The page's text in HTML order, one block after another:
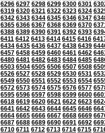
6296 6297 6298 6299 6300 6301
6319 6320 6321 6322 6323 6324
6342 6343 6344 6345 6346 6347
6365 6366 6367 6368 6369 6370
6388 6389 6390 6391 6392 6393
6411 6412 6413 6414 6415 6416
6434 6435 6436 6437 6438 6439
6457 6458 6459 6460 6461 6462
6480 6481 6482 6483 6484 6485
6503 6504 6505 6506 6507 6508
6526 6527 6528 6529 6530 6531
6549 6550 6551 6552 6553 6554
6572 6573 6574 6575 6576 6577
6595 6596 6597 6598 6599 6600
6618 6619 6620 6621 6622 6623
6641 6642 6643 6644 6645 6646
6664 6665 6666 6667 6668 6669
6687 6688 6689 6690 6691 6692
6710 6711 6712 6713 6714 6715